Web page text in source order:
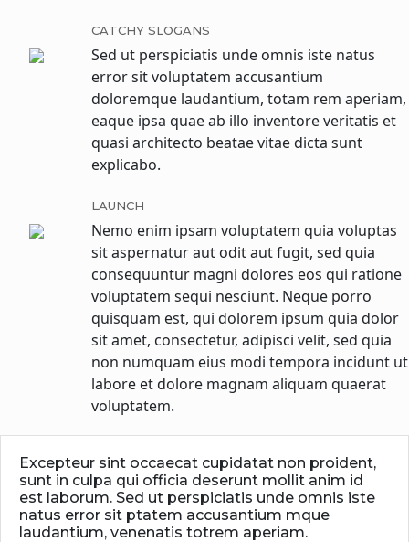
CATCHY SLOGANS
Sed ut perspiciatis unde omnis iste natus
error sit voluptatem accusantium
doloremque laudantium, totam rem aperiam,
eaque ipsa quae ab illo inventore veritatis et
quasi architecto beatae vitae dicta sunt
explicabo.
LAUNCH
Nemo enim ipsam voluptatem quia voluptas
sit aspernatur aut odit aut fugit, sed quia
consequuntur magni dolores eos qui ratione
voluptatem sequi nesciunt. Neque porro
quisquam est, qui dolorem ipsum quia dolor
sit amet, consectetur, adipisci velit, sed quia
non numquam eius modi tempora incidunt ut
labore et dolore magnam aliquam quaerat
voluptatem.
Excepteur sint occaecat cupidatat non proident,
sunt in culpa qui officia deserunt mollit anim id
est laborum. Sed ut perspiciatis unde omnis iste
natus error sit ptatem accusantium mque
laudantium, venenatis totrem aperiam.